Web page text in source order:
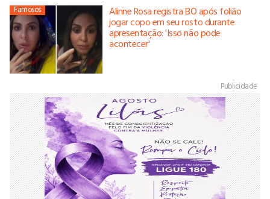
Famosos Alinne Rosa registra BO após folião
jogar copo em seu rosto durante
apresentação: 'Isso não pode
acontecer'
Publicidade